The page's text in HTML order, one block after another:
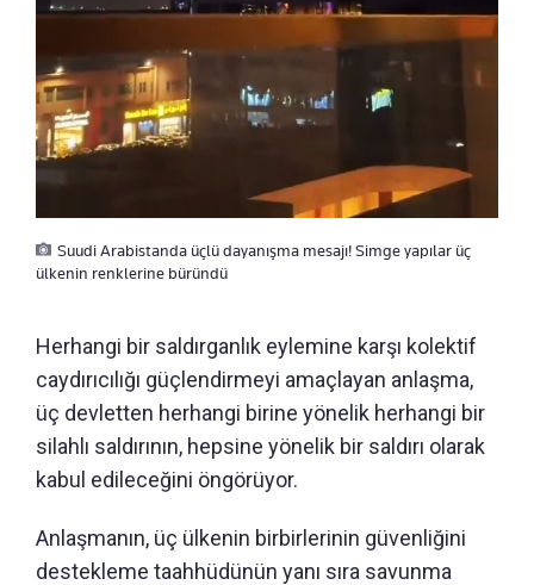
Suudi Arabistanda üçlü dayanışma mesajı! Simge yapılar üç
ülkenin renklerine büründü
Herhangi bir saldırganlık eylemine karşı kolektif
caydırıcılığı güçlendirmeyi amaçlayan anlaşma,
üç devletten herhangi birine yönelik herhangi bir
silahlı saldırının, hepsine yönelik bir saldırı olarak
kabul edileceğini öngörüyor.
Anlaşmanın, üç ülkenin birbirlerinin güvenliğini
destekleme taahhüdünün yanı sıra savunma